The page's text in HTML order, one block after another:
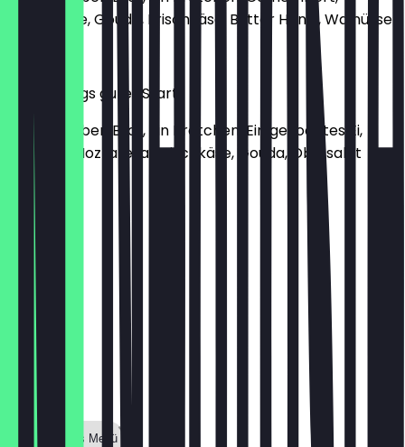
Ziegenkäse, Gouda, Frischkäse, Butter Honig, Walnüsse
Opa Ludwigs guter Start
Zwei Scheiben Brot, Ein Brötchen, Ein gekochtes Ei,
Tomate-Mozzarella, Frischkäse, Gouda, Obstsalat
€ 11,90
Zeige ganzes Menü